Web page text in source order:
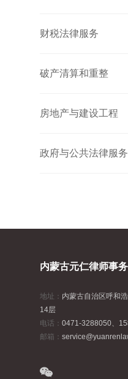
财税法律服务
破产清算和重整
房地产与建设工程
政府与公共法律服务
内蒙古元仁律师事
地址： 内蒙古自治区呼和
14层
电话： 0471-3288050、
邮箱：